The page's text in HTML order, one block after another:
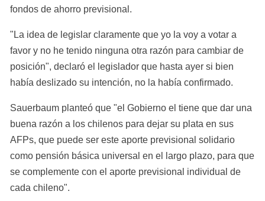
fondos de ahorro previsional.
"La idea de legislar claramente que yo la voy a votar a
favor y no he tenido ninguna otra razón para cambiar de
posición", declaró el legislador que hasta ayer si bien
había deslizado su intención, no la había confirmado.
Sauerbaum planteó que "el Gobierno el tiene que dar una
buena razón a los chilenos para dejar su plata en sus
AFPs, que puede ser este aporte previsional solidario
como pensión básica universal en el largo plazo, para que
se complemente con el aporte previsional individual de
cada chileno".